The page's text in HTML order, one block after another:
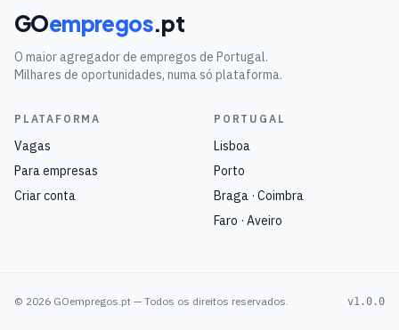
GOempregos.pt
O maior agregador de empregos de Portugal.
Milhares de oportunidades, numa só plataforma.
PLATAFORMA
Vagas
Para empresas
Criar conta
PORTUGAL
Lisboa
Porto
Braga · Coimbra
Faro · Aveiro
© 2026 GOempregos.pt — Todos os direitos reservados. v1.0.0